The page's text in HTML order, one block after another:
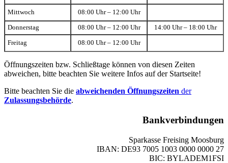
Mittwoch 08:00 Uhr – 12:00 Uhr
Donnerstag 08:00 Uhr – 12:00 Uhr 14:00 Uhr – 18:00 Uhr
Freitag 08:00 Uhr – 12:00 Uhr
Öffnungszeiten bzw. Schließtage können von diesen Zeiten
abweichen, bitte beachten Sie weitere Infos auf der Startseite!
Bitte beachten Sie die abweichenden Öffnungszeiten der
Zulassungsbehörde.
Bankverbindungen
Sparkasse Freising Moosburg
IBAN: DE93 7005 1003 0000 0000 27
BIC: BYLADEM1FSI